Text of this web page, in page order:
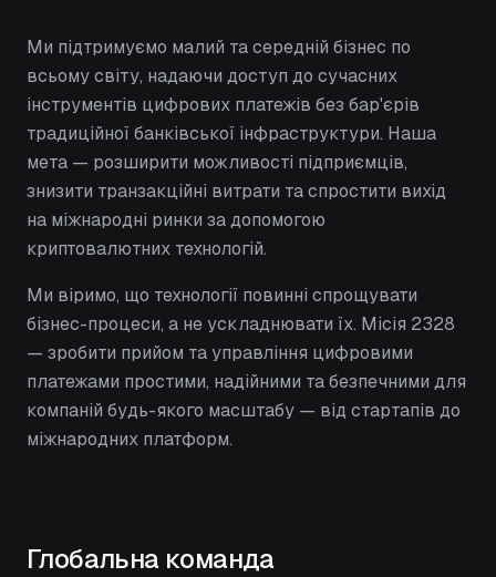
Ми підтримуємо малий та середній бізнес по
всьому світу, надаючи доступ до сучасних
інструментів цифрових платежів без бар'єрів
традиційної банківської інфраструктури. Наша
мета — розширити можливості підприємців,
знизити транзакційні витрати та спростити вихід
на міжнародні ринки за допомогою
криптовалютних технологій.
Ми віримо, що технології повинні спрощувати
бізнес-процеси, а не ускладнювати їх. Місія 2328
— зробити прийом та управління цифровими
платежами простими, надійними та безпечними для
компаній будь-якого масштабу — від стартапів до
міжнародних платформ.
Глобальна команда